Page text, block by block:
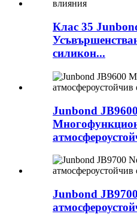
Клас 35
силикон...
Junbond JB9600
Junbond